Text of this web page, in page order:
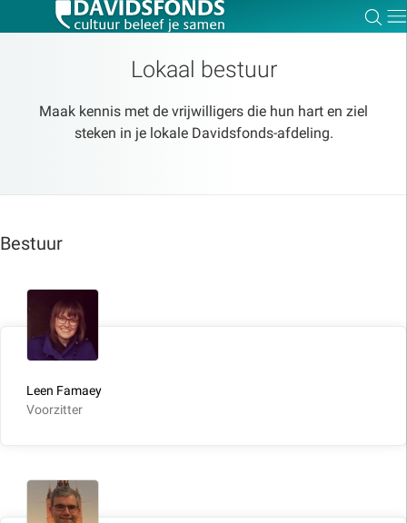
Lokaal bestuur
Maak kennis met de vrijwilligers die hun hart en ziel
steken in je lokale Davidsfonds-afdeling.
Bestuur
Leen Famaey
Voorzitter
Zoeken